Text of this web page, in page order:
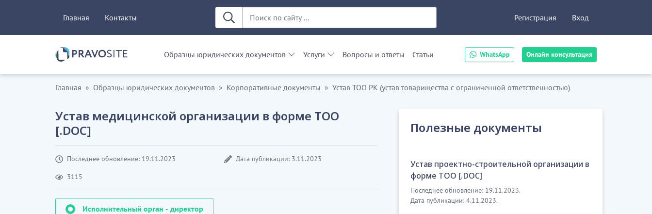
WhatsApp Онлайн консультация
Главная Контакты Регистрация Вход
Образцы юридических документов Услуги Вопросы и ответы Статьи
Главная Образцы юридических документов Корпоративные документы Устав ТОО РК (устав товарищества с ограниченной ответственностью)
Устав медицинской организации в форме ТОО
[.DOC]
Последнее обновление: 19.11.2023 Дата публикации: 3.11.2023
3115
Исполнительный орган - директор
Полезные документы
Устав проектно-строительной организации в
форме ТОО [.DOC]
Последнее обновление: 19.11.2023.
Дата публикации: 4.11.2023.